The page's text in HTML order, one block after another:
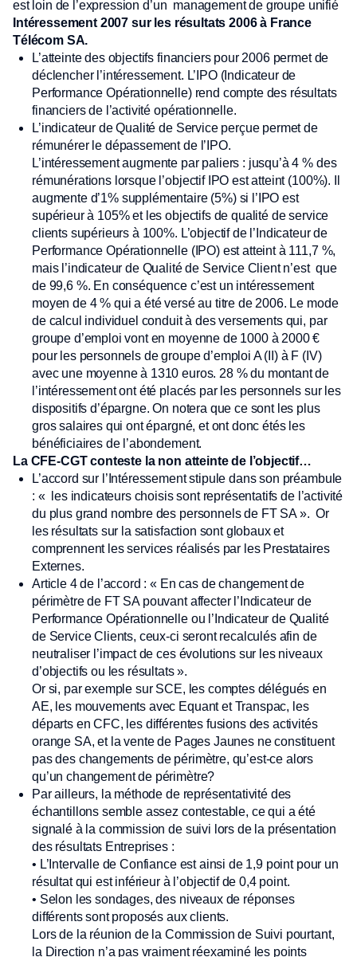
est loin de l’expression d’un management de groupe unifié
Intéressement 2007 sur les résultats 2006 à France
Télécom SA.
L’atteinte des objectifs financiers pour 2006 permet de
déclencher l’intéressement. L’IPO (Indicateur de
Performance Opérationnelle) rend compte des résultats
financiers de l’activité opérationnelle.
L’indicateur de Qualité de Service perçue permet de
rémunérer le dépassement de l’IPO.
L’intéressement augmente par paliers : jusqu’à 4 % des
rémunérations lorsque l’objectif IPO est atteint (100%). Il
augmente d’1% supplémentaire (5%) si l’IPO est
supérieur à 105% et les objectifs de qualité de service
clients supérieurs à 100%. L’objectif de l’Indicateur de
Performance Opérationnelle (IPO) est atteint à 111,7 %,
mais l’indicateur de Qualité de Service Client n’est que
de 99,6 %. En conséquence c’est un intéressement
moyen de 4 % qui a été versé au titre de 2006. Le mode
de calcul individuel conduit à des versements qui, par
groupe d’emploi vont en moyenne de 1000 à 2000 €
pour les personnels de groupe d’emploi A (II) à F (IV)
avec une moyenne à 1310 euros. 28 % du montant de
l’intéressement ont été placés par les personnels sur les
dispositifs d’épargne. On notera que ce sont les plus
gros salaires qui ont épargné, et ont donc étés les
bénéficiaires de l’abondement.
La CFE-CGT conteste la non atteinte de l’objectif…
L’accord sur l’Intéressement stipule dans son préambule
: « les indicateurs choisis sont représentatifs de l’activité
du plus grand nombre des personnels de FT SA ». Or
les résultats sur la satisfaction sont globaux et
comprennent les services réalisés par les Prestataires
Externes.
Article 4 de l’accord : « En cas de changement de
périmètre de FT SA pouvant affecter l’Indicateur de
Performance Opérationnelle ou l’Indicateur de Qualité
de Service Clients, ceux-ci seront recalculés afin de
neutraliser l’impact de ces évolutions sur les niveaux
d’objectifs ou les résultats ».
Or si, par exemple sur SCE, les comptes délégués en
AE, les mouvements avec Equant et Transpac, les
départs en CFC, les différentes fusions des activités
orange SA, et la vente de Pages Jaunes ne constituent
pas des changements de périmètre, qu’est-ce alors
qu’un changement de périmètre?
Par ailleurs, la méthode de représentativité des
échantillons semble assez contestable, ce qui a été
signalé à la commission de suivi lors de la présentation
des résultats Entreprises :
• L’Intervalle de Confiance est ainsi de 1,9 point pour un
résultat qui est inférieur à l’objectif de 0,4 point.
• Selon les sondages, des niveaux de réponses
différents sont proposés aux clients.
Lors de la réunion de la Commission de Suivi pourtant,
la Direction n’a pas vraiment réexaminé les points